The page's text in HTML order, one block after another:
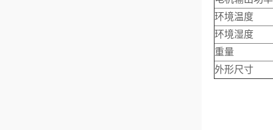
环境温度
环境湿度
重量
外形尺寸